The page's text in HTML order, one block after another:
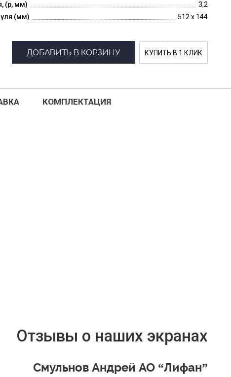
(p, мм)
3,2
(мм)
512 x 144
ДОБАВИТЬ В КОРЗИНУ КУПИТЬ В 1 КЛИК
КОМПЛЕКТАЦИЯ
Отзывы о наших экранах
Смульнов Андрей АО “Лифан”